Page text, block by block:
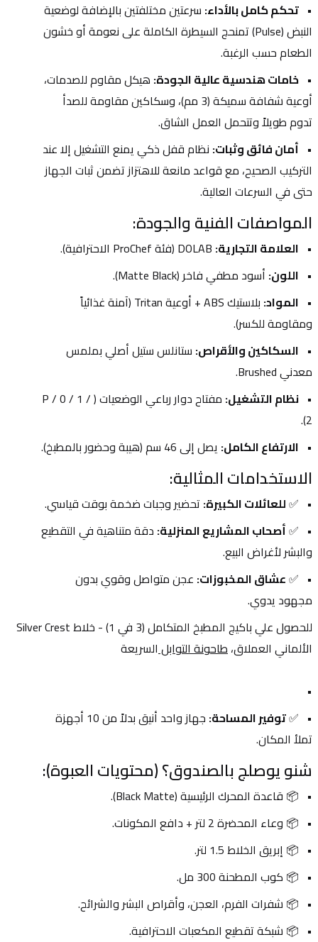
تحكم كامل بالأداء:
الطعام حسب الرغبة.
خامات هندسية عالية الجودة:
تدوم طويلاً وتتحمل العمل الشاق.
أمان فائق وثبات:
التركيب الصحيح، مع قواعد مانعة للاهتزاز تضمن ثبات الجهاز
حتى في السرعات العالية.
المواصفات الفنية والجودة:
العلامة التجارية:
اللون: أسود مطفي فاخر (Matte Black).
المواد:
ومقاومة للكسر).
السكاكين والأقراص:
معدني Brushed.
نظام التشغيل:
مفتاح دوار رباعي الوضعيات (P / 0 / 1 /
2).
الارتفاع الكامل: يصل إلى 46 سم (هيبة وحضور بالمطبخ).
الاستخدامات المثالية:
✅ للعائلات الكبيرة: تحضير وجبات ضخمة بوقت قياسي.
✅ أصحاب المشاريع المنزلية:
والبشر لأغراض البيع.
✅ عشاق المخبوزات:
مجهود يدوي.
الألماني العملاق، طاحونة التوابل السريعة
✅ توفير المساحة:
تملأ المكان.
شنو يوصلج بالصندوق؟ (محتويات العبوة):
📦 قاعدة المحرك الرئيسية (Black Matte).
📦 وعاء المحضرة 2 لتر + دافع المكونات.
📦 إبريق الخلاط 1.5 لتر.
📦 كوب المطحنة 300 مل.
📦 شفرات الفرم، العجن، وأقراص البشر والشرائح.
📦 شبكة تقطيع المكعبات الاحترافية.